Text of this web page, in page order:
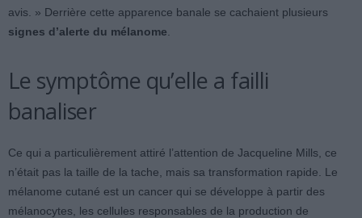
avis. » Derrière cette apparence banale se cachaient plusieurs
signes d’alerte du mélanome
Le symptôme qu’elle a failli
banaliser
Ce qui a particulièrement attiré l’attention de Jacqueline Mills, ce
n’était pas la taille de la tache, mais sa transformation rapide. Le
mélanome cutané est un cancer qui se développe à partir des
mélanocytes, les cellules responsables de la production de